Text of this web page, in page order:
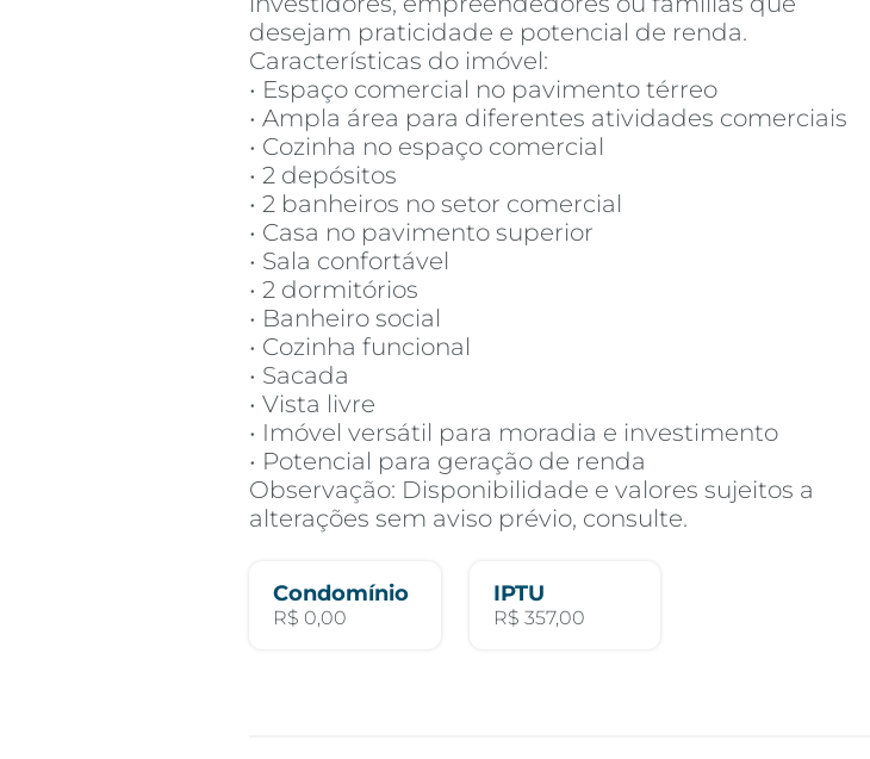
desejam praticidade e potencial de renda.
Características do imóvel:
• Espaço comercial no pavimento térreo
• Ampla área para diferentes atividades comerciais
• Cozinha no espaço comercial
• 2 depósitos
• 2 banheiros no setor comercial
• Casa no pavimento superior
• Sala confortável
• 2 dormitórios
• Banheiro social
• Cozinha funcional
• Sacada
• Vista livre
• Imóvel versátil para moradia e investimento
• Potencial para geração de renda
Observação: Disponibilidade e valores sujeitos a
alterações sem aviso prévio, consulte.
Condomínio
R$ 0,00
IPTU
R$ 357,00